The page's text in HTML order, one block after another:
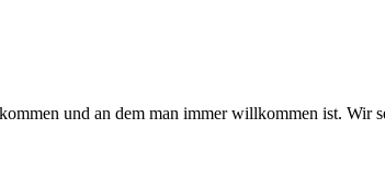
und an dem man immer willkommen ist. Wir